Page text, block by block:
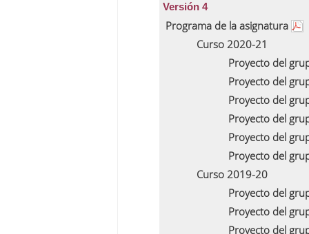
Versión 4
Programa de la asignatura
Curso 2020-21
Proyecto del
Proyecto del
Proyecto del
Proyecto del
Proyecto del
Proyecto del
Curso 2019-20
Proyecto del
Proyecto del
Proyecto del